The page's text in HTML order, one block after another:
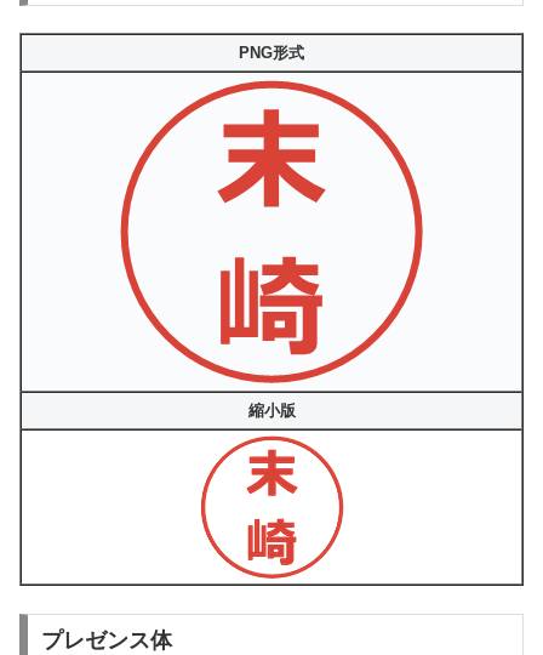
PNG形式
縮小版
プレゼンス体